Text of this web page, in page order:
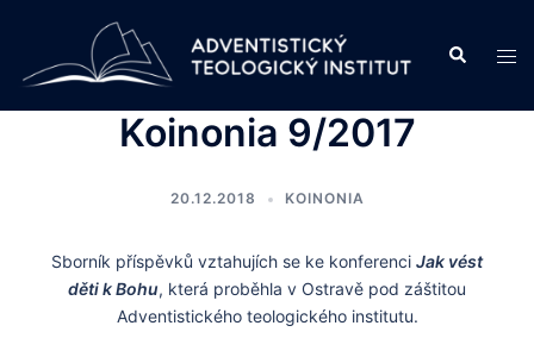
content
Search
Koinonia 9/2017
20.12.2018 KOINONIA
Sborník příspěvků vztahujích se ke konferenci Jak vést
děti k Bohu, která proběhla v Ostravě pod záštitou
Adventistického teologického institutu.